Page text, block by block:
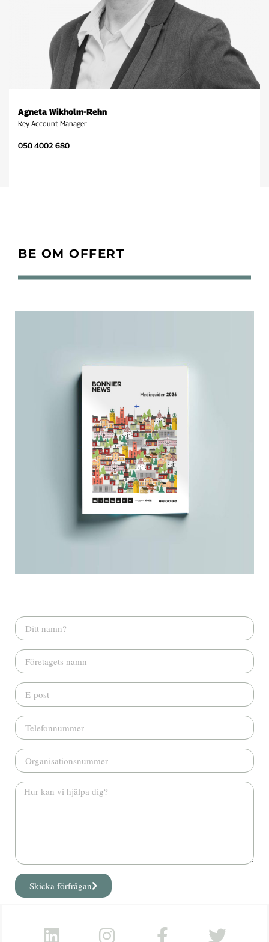
Agneta Wikholm-Rehn
Key Account Manager
050 4002 680
BE OM OFFERT
Skicka förfrågan